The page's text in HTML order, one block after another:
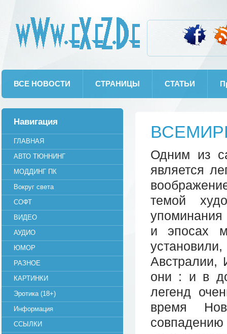
ВСЕ НОВОСТИ СТРАНИЦЫ СТАТЬИ
Одним из
является
темой
упоминания
и эпосах
Австралии,
они : и в
легенд
время
Навигация
ГЛАВНАЯ
АВТО ТЮННИНГ
МОДДИНГ ПК
Вокруг света
СОФТ
ВИДЕО
АУДИО
ЮМОР
РАЗНОЕ
КАРТИНКИ
Эротика (18+)
Информация
ССЫЛКИ